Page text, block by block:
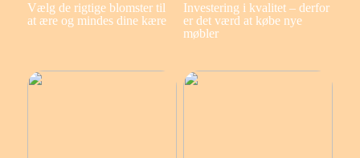
Vælg de rigtige blomster til
at ære og mindes dine kære
Investering i kvalitet – derfor
er det værd at købe nye
møbler